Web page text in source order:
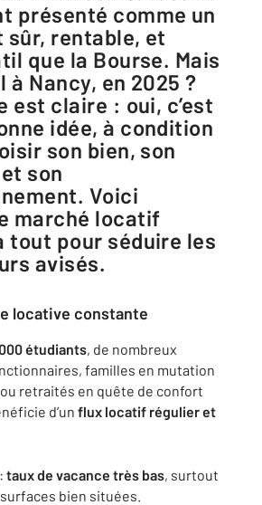
présenté comme un
sûr, rentable, et
que la Bourse. Mais
à Nancy, en 2025 ?
est claire : oui, c’est
idée, à condition
son bien, son
son
Voici
marché locatif
tout pour séduire les
avisés.
locative constante
étudiants, de nombreux
familles en mutation
retraités en quête de confort
d’un flux locatif régulier et
taux de vacance très bas, surtout
bien situées.